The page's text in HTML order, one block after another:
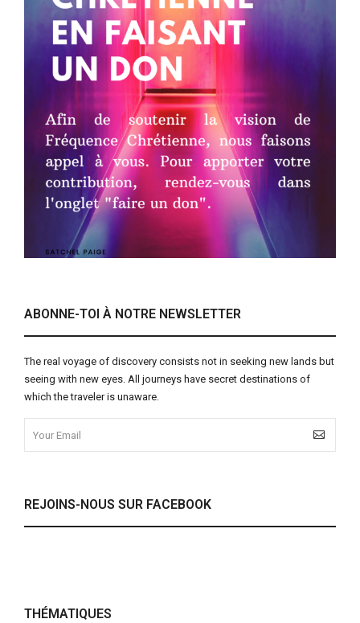
ABONNE-TOI À NOTRE NEWSLETTER
The real voyage of discovery consists not in seeking new lands but
seeing with new eyes. All journeys have secret destinations of
which the traveler is unaware.
REJOINS-NOUS SUR FACEBOOK
THÉMATIQUES